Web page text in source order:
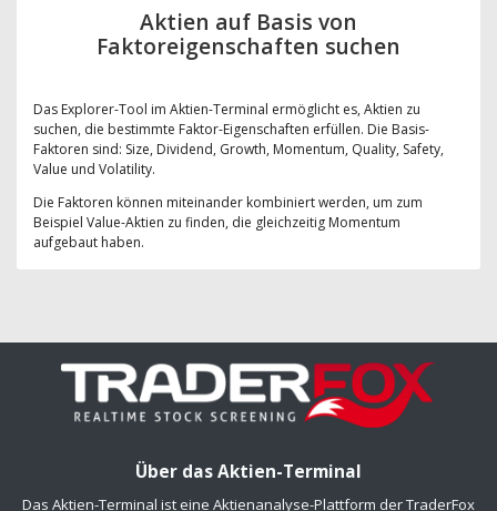
Aktien auf Basis von
Faktoreigenschaften suchen
Das Explorer-Tool im Aktien-Terminal ermöglicht es, Aktien zu
suchen, die bestimmte Faktor-Eigenschaften erfüllen. Die Basis-
Faktoren sind: Size, Dividend, Growth, Momentum, Quality, Safety,
Value und Volatility.
Die Faktoren können miteinander kombiniert werden, um zum
Beispiel Value-Aktien zu finden, die gleichzeitig Momentum
aufgebaut haben.
Über das Aktien-Terminal
Das Aktien-Terminal ist eine Aktienanalyse-Plattform der TraderFox